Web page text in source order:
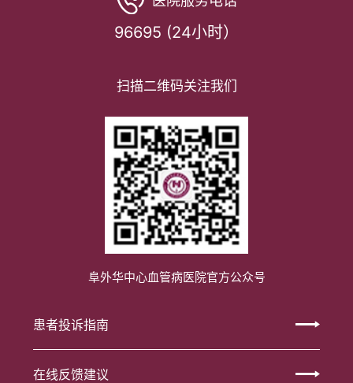
96695 (24小时）
扫描二维码关注我们
阜外华中心血管病医院官方公众号
患者投诉指南
在线反馈建议